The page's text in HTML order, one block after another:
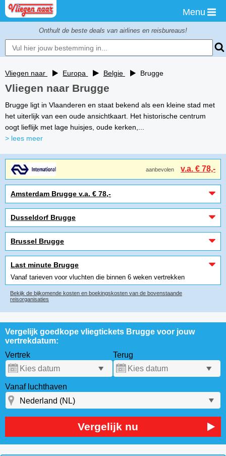
Menu
Onthult de beste deals van airlines en reisbureaus!
Vliegen naar Europa Belgie Brugge
Vliegen naar Brugge
Brugge ligt in Vlaanderen en staat bekend als een kleine stad met
het uiterlijk van een oude ansichtkaart. Het historische centrum
oogt lieflijk met lage huisjes, oude kerken,...
> lees meer
aanbevolen v.a. € 78,-
Amsterdam Brugge v.a. € 78,-
Dusseldorf Brugge
Brussel Brugge
Last minute Brugge
Vanaf tarieven voor vluchten die binnen 6 weken vertrekken
Bekijk de bijkomende kosten en boekingskosten van de bovenstaande
reisorganisaties
Vergelijk goedkope vliegtickets Brugge voor jouw
vertrekdatum:
Vertrek
Terug
Vanaf luchthaven
Vergelijk nu